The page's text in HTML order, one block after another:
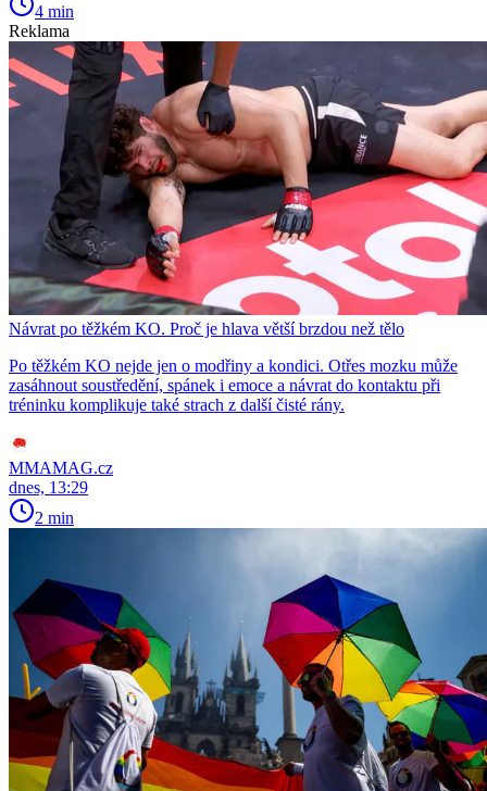
4 min
Reklama
Návrat po těžkém KO. Proč je hlava větší brzdou než tělo
Po těžkém KO nejde jen o modřiny a kondici. Otřes mozku může
zasáhnout soustředění, spánek i emoce a návrat do kontaktu při
tréninku komplikuje také strach z další čisté rány.
MMAMAG.cz
dnes, 13:29
2 min